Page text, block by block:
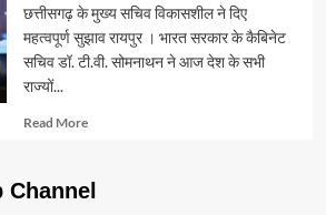
छत्तीसगढ़ के मुख्य सचिव विकासशील ने दिए
महत्वपूर्ण सुझाव रायपुर । भारत सरकार के कैबिनेट
सचिव डॉ. टी.वी. सोमनाथन ने आज देश के सभी
राज्यों...
Read MoreRead